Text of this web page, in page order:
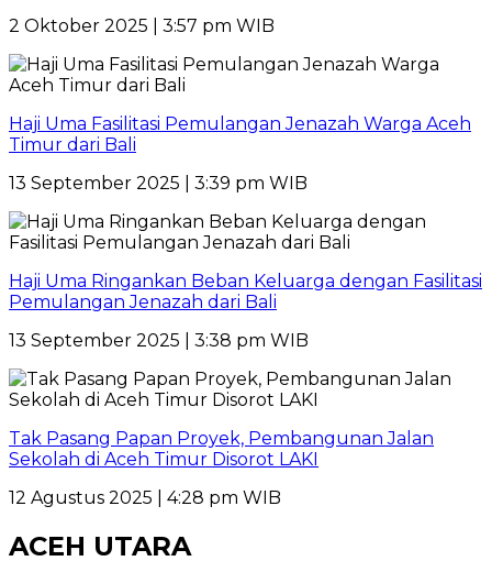
2 Oktober 2025 | 3:57 pm WIB
Haji Uma Fasilitasi Pemulangan Jenazah Warga Aceh
Timur dari Bali
13 September 2025 | 3:39 pm WIB
Haji Uma Ringankan Beban Keluarga dengan Fasilitasi
Pemulangan Jenazah dari Bali
13 September 2025 | 3:38 pm WIB
Tak Pasang Papan Proyek, Pembangunan Jalan
Sekolah di Aceh Timur Disorot LAKI
12 Agustus 2025 | 4:28 pm WIB
ACEH UTARA